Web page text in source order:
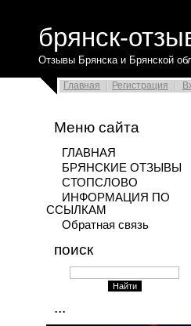
брянск-
Отзывы Брянска и Брянской
Главная Регистрация
Меню сайта
ГЛАВНАЯ
БРЯНСКИЕ ОТЗЫВЫ
СТОПСЛОВО
ИНФОРМАЦИЯ ПО
ССЫЛКАМ
Обратная связь
поиск
...